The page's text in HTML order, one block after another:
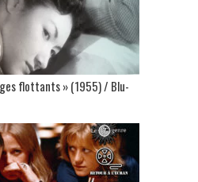
flottants » (1955) / Blu-